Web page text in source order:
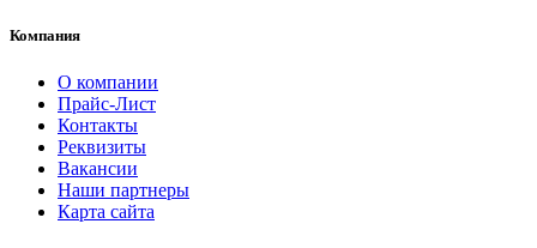
Компания
О компании
Прайс-Лист
Контакты
Реквизиты
Вакансии
Наши партнеры
Карта сайта